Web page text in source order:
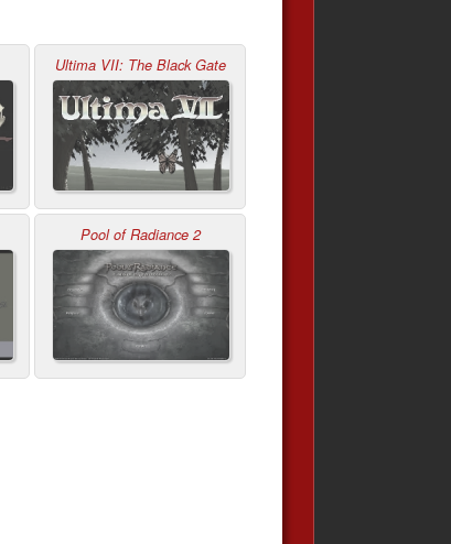
Ultima VII: The Black Gate
Pool of Radiance 2